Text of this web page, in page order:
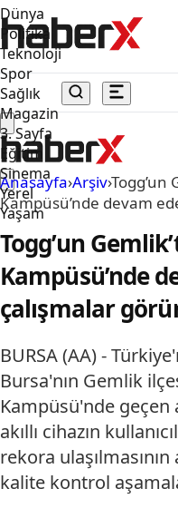
Dünya
Politika
Teknoloji
Spor
Sağlık
Magazin
3. Sayfa
Eğitim
Sinema
Yerel
Yaşam
Anasayfa›Arşiv›Togg’un
Kampüsü’nde devam
Togg’un
Kampüsü’nde
çalışmalar
BURSA (AA) -
Bursa'nın Gemlik
Kampüsü'nde geçen
akıllı cihazın
rekora
kalite kontrol